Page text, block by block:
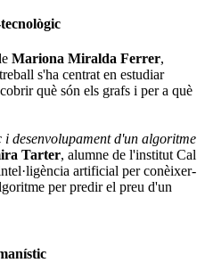
Mariona Miralda Ferrer,
s'ha centrat en estudiar
què són els grafs i per a què
i desenvolupament d'un algoritme
Tarter, alumne de l'institut Cal
artificial per conèixer-
per predir el preu d'un